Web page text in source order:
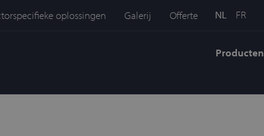
oplossingen Galerij Offerte NL FR
Producten